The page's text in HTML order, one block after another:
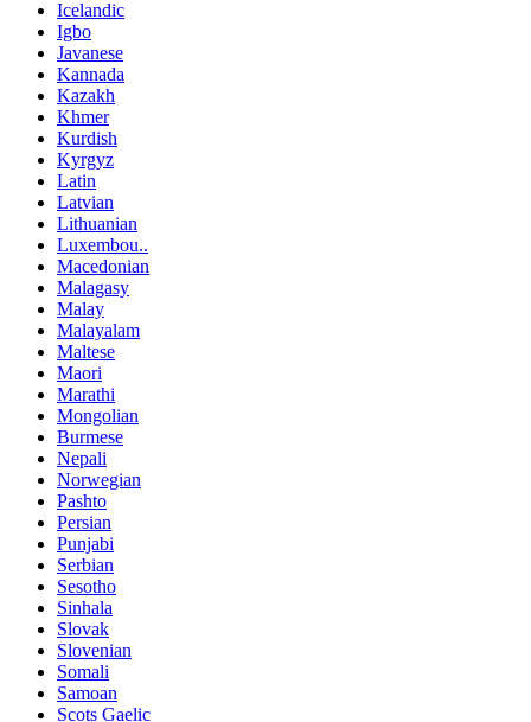
Icelandic
Igbo
Javanese
Kannada
Kazakh
Khmer
Kurdish
Kyrgyz
Latin
Latvian
Lithuanian
Luxembou..
Macedonian
Malagasy
Malay
Malayalam
Maltese
Maori
Marathi
Mongolian
Burmese
Nepali
Norwegian
Pashto
Persian
Punjabi
Serbian
Sesotho
Sinhala
Slovak
Slovenian
Somali
Samoan
Scots Gaelic